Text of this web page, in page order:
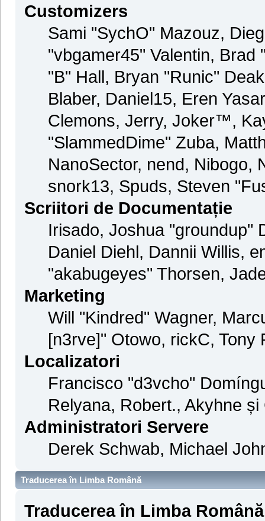
Customizers
Sami "SychO" Mazouz,
"vbgamer45" Valentin,
"B" Hall, Bryan "Runic"
Blaber, Daniel15, Eren
Clemons, Jerry, Joker™,
"SlammedDime" Zuba,
NanoSector, nend, Nibogo,
snork13, Spuds, Steven
Scriitori de Documentație
Irisado, Joshua "groundup"
Daniel Diehl, Dannii Willis,
"akabugeyes" Thorsen,
Marketing
Will "Kindred" Wagner,
[n3rve]" Otowo, rickC, Tony
Localizatori
Francisco "d3vcho"
Relyana, Robert., Akyhne
Administratori Servere
Derek Schwab, Michael
Traducerea în Limba Română
Traducerea în Limba Română